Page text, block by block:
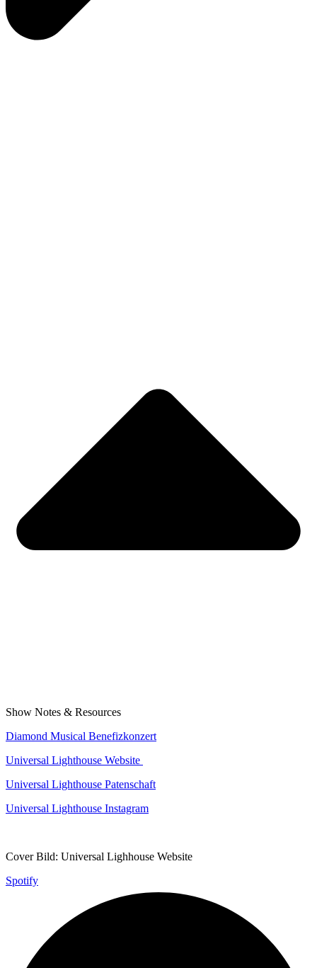
Show Notes & Resources
Diamond Musical Benefizkonzert
Universal Lighthouse Website
Universal Lighthouse Patenschaft
Universal Lighthouse Instagram
Cover Bild: Universal Lighhouse Website
Spotify